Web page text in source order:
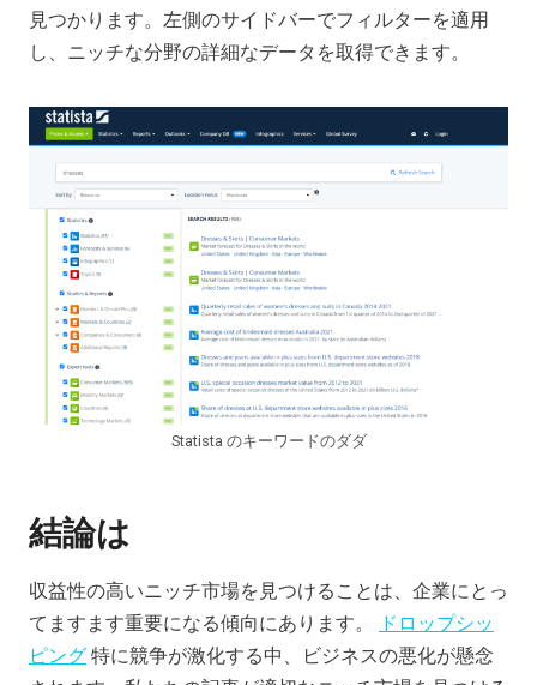
見つかります。左側のサイドバーでフィルターを適用
し、ニッチな分野の詳細なデータを取得できます。
Statista のキーワードのダダ
結論は
収益性の高いニッチ市場を見つけることは、企業にとっ
てますます重要になる傾向にあります。
ドロップシッ
ピング 特に競争が激化する中、ビジネスの悪化が懸念